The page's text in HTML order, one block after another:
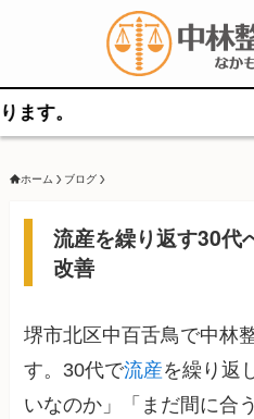
ホーム ブログ
流産を繰り返す30代
改善
堺市北区中百舌鳥で中林
す。30代で流産を繰り返
いなのか」「まだ間に合